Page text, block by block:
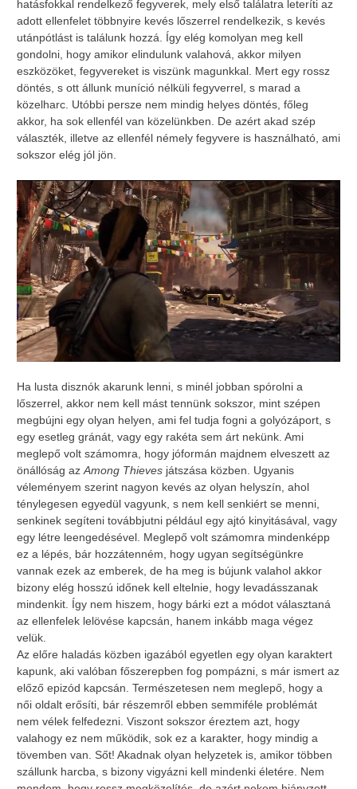
hatásfokkal rendelkező fegyverek, mely első találatra leteríti az
adott ellenfelet többnyire kevés lőszerrel rendelkezik, s kevés
utánpótlást is találunk hozzá. Így elég komolyan meg kell
gondolni, hogy amikor elindulunk valahová, akkor milyen
eszközöket, fegyvereket is viszünk magunkkal. Mert egy rossz
döntés, s ott állunk muníció nélküli fegyverrel, s marad a
közelharc. Utóbbi persze nem mindig helyes döntés, főleg
akkor, ha sok ellenfél van közelünkben. De azért akad szép
választék, illetve az ellenfél némely fegyvere is használható, ami
sokszor elég jól jön.
Ha lusta disznók akarunk lenni, s minél jobban spórolni a
lőszerrel, akkor nem kell mást tennünk sokszor, mint szépen
megbújni egy olyan helyen, ami fel tudja fogni a golyózáport, s
egy esetleg gránát, vagy egy rakéta sem árt nekünk. Ami
meglepő volt számomra, hogy jóformán majdnem elveszett az
önállóság az Among Thieves játszása közben. Ugyanis
véleményem szerint nagyon kevés az olyan helyszín, ahol
ténylegesen egyedül vagyunk, s nem kell senkiért se menni,
senkinek segíteni továbbjutni például egy ajtó kinyitásával, vagy
egy létre leengedésével. Meglepő volt számomra mindenképp
ez a lépés, bár hozzátenném, hogy ugyan segítségünkre
vannak ezek az emberek, de ha meg is bújunk valahol akkor
bizony elég hosszú időnek kell eltelnie, hogy levadásszanak
mindenkit. Így nem hiszem, hogy bárki ezt a módot választaná
az ellenfelek lelövése kapcsán, hanem inkább maga végez
velük.
Az előre haladás közben igazából egyetlen egy olyan karaktert
kapunk, aki valóban főszerepben fog pompázni, s már ismert az
előző epizód kapcsán. Természetesen nem meglepő, hogy a
női oldalt erősíti, bár részemről ebben semmiféle problémát
nem vélek felfedezni. Viszont sokszor éreztem azt, hogy
valahogy ez nem működik, sok ez a karakter, hogy mindig a
tövemben van. Sőt! Akadnak olyan helyzetek is, amikor többen
szállunk harcba, s bizony vigyázni kell mindenki életére. Nem